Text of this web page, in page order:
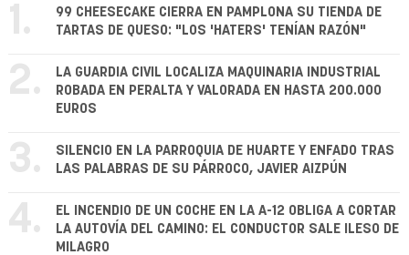
1.
99 CHEESECAKE CIERRA EN PAMPLONA SU TIENDA DE
TARTAS DE QUESO: "LOS 'HATERS' TENÍAN RAZÓN"
2.
LA GUARDIA CIVIL LOCALIZA MAQUINARIA INDUSTRIAL
ROBADA EN PERALTA Y VALORADA EN HASTA 200.000
EUROS
3.
SILENCIO EN LA PARROQUIA DE HUARTE Y ENFADO TRAS
LAS PALABRAS DE SU PÁRROCO, JAVIER AIZPÚN
4.
EL INCENDIO DE UN COCHE EN LA A-12 OBLIGA A CORTAR
LA AUTOVÍA DEL CAMINO: EL CONDUCTOR SALE ILESO DE
MILAGRO